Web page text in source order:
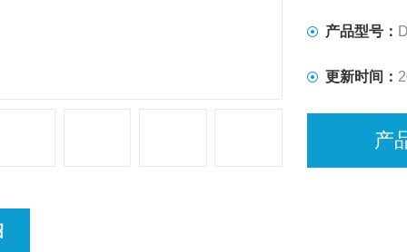
产品型号：
更新时间：
产